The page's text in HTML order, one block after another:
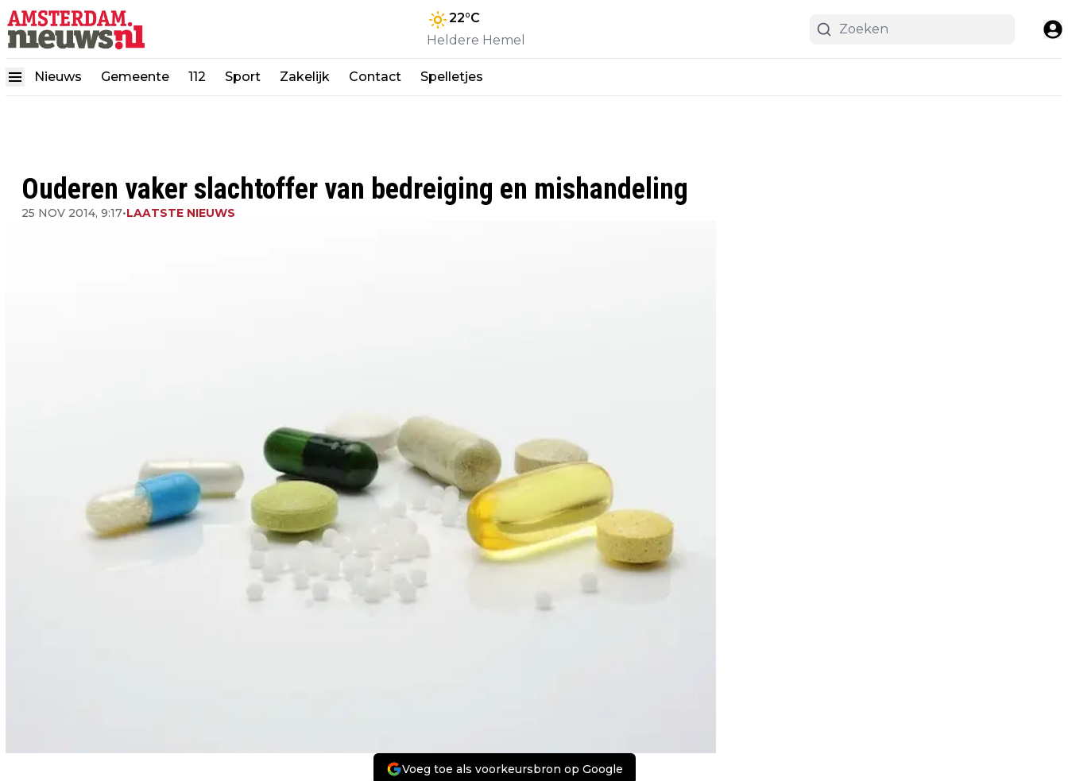
22°C
Heldere Hemel
Nieuws Gemeente 112 Sport Zakelijk Contact Spelletjes
Ouderen vaker slachtoffer van bedreiging en mishandeling
25 NOV 2014, 9:17•LAATSTE NIEUWS
Voeg toe als voorkeursbron op Google